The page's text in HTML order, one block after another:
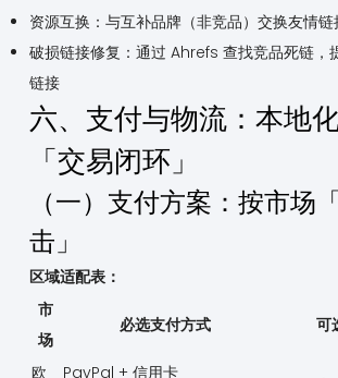
资源互换：与互补品牌（非竞品）交换友情链
破损链接修复：通过 Ahrefs 查找竞品死链，
链接
六、支付与物流：本地
「交易闭环」
（一）支付方案：按市场
击」
区域适配表：
市
场
必选支付方式 可
欧
PayPal + 信用卡